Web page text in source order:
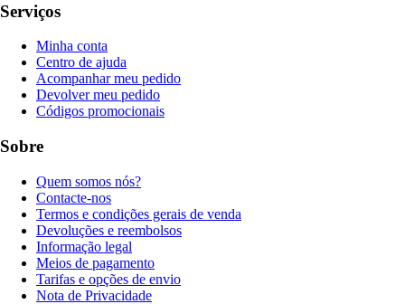
Serviços
Minha conta
Centro de ajuda
Acompanhar meu pedido
Devolver meu pedido
Códigos promocionais
Sobre
Quem somos nós?
Contacte-nos
Termos e condições gerais de venda
Devoluções e reembolsos
Informação legal
Meios de pagamento
Tarifas e opções de envio
Nota de Privacidade